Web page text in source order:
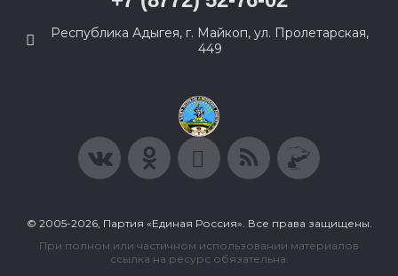
Республика Адыгея, г. Майкоп, ул. Пролетарская,
449
© 2005-2026, Партия «Единая Россия». Все права защищены.
При полном или частичном использовании материалов
ссылка на ресурс обязательна.